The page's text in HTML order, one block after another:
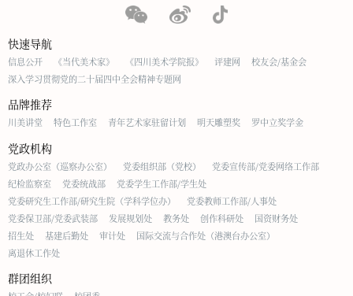
快速导航
信息公开 《当代美术家》 《四川美术学院报》 评建网
校友会/基金会
深入学习贯彻党的二十届四中全会精神专题网
品牌推荐
川美讲堂 特色工作室 青年艺术家驻留计划 明天雕塑奖 罗中立奖学金
党政机构
党政办公室（巡察办公室） 党委组织部（党校）
党委宣传部/党委网络工作部
纪检监察室
党委统战部
党委学生工作部/学生处
党委研究生工作部/研究生院（学科学位办）
党委教师工作部/人事处
党委保卫部/党委武装部
发展规划处 教务处 创作科研处
国资财务处
招生处
基建后勤处 审计处
国际交流与合作处（港澳台办公室）
离退休工作处
群团组织